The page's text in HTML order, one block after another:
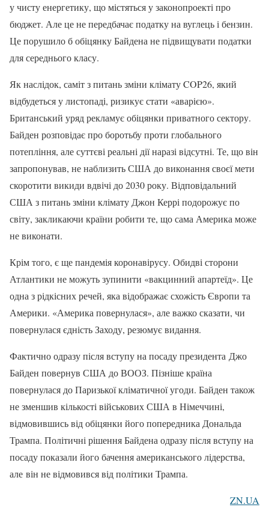
у чисту енергетику, що містяться у законопроекті про
бюджет. Але це не передбачає податку на вуглець і бензин.
Це порушило б обіцянку Байдена не підвищувати податки
для середнього класу.
Як наслідок, саміт з питань зміни клімату COP26, який
відбудеться у листопаді, ризикує стати «аварією».
Британський уряд рекламує обіцянки приватного сектору.
Байден розповідає про боротьбу проти глобального
потепління, але суттєві реальні дії наразі відсутні. Те, що він
запропонував, не наблизить США до виконання своєї мети
скоротити викиди вдвічі до 2030 року. Відповідальний
США з питань зміни клімату Джон Керрі подорожує по
світу, закликаючи країни робити те, що сама Америка може
не виконати.
Крім того, є ще пандемія коронавірусу. Обидві сторони
Атлантики не можуть зупинити «вакцинний апартеїд». Це
одна з рідкісних речей, яка відображає схожість Європи та
Америки. «Америка повернулася», але важко сказати, чи
повернулася єдність Заходу, резюмує видання.
Фактично одразу після вступу на посаду президента Джо
Байден повернув США до ВООЗ. Пізніше країна
повернулася до Паризької кліматичної угоди. Байден також
не зменшив кількості військових США в Німеччині,
відмовившись від обіцянки його попередника Дональда
Трампа. Політичні рішення Байдена одразу після вступу на
посаду показали його бачення американського лідерства,
але він не відмовився від політики Трампа.
ZN.UA